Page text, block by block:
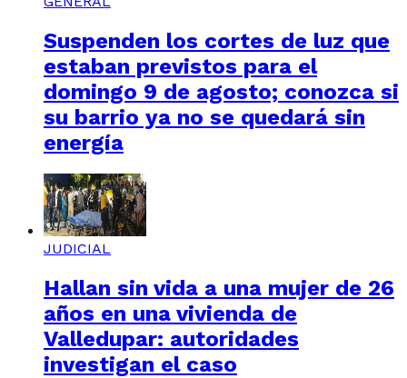
Suspenden los cortes de luz que
estaban previstos para el
domingo 9 de agosto; conozca si
su barrio ya no se quedará sin
energía
JUDICIAL
Hallan sin vida a una mujer de 26
años en una vivienda de
Valledupar: autoridades
investigan el caso